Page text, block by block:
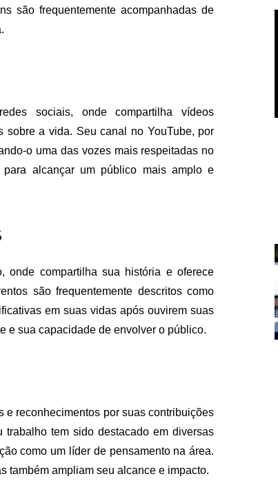
FALE
+55 19 99655-1961
são frequentemente acompanhadas de
sociais, onde compartilha vídeos
sobre a vida. Seu canal no YouTube, por
o uma das vozes mais respeitadas no
alcançar um público mais amplo e
onde compartilha sua história e oferece
são frequentemente descritos como
em suas vidas após ouvirem suas
e sua capacidade de envolver o público.
e reconhecimentos por suas contribuições
tem sido destacado em diversas
como um líder de pensamento na área.
também ampliam seu alcance e impacto.